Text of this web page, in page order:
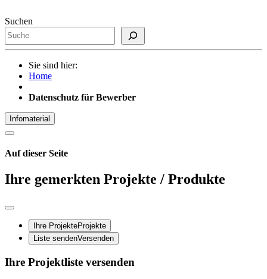
Suchen
Sie sind hier:
Home
Datenschutz für Bewerber
Infomaterial
Auf dieser Seite
Ihre gemerkten Projekte / Produkte
Ihre ProjekteProjekte
Liste sendenVersenden
Ihre Projektliste versenden